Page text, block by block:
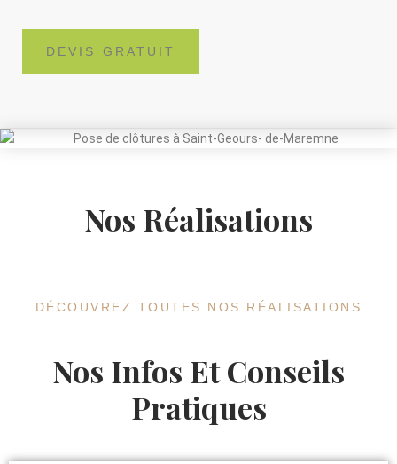
DEVIS GRATUIT
Nos Réalisations
DÉCOUVREZ TOUTES NOS RÉALISATIONS
Nos Infos Et Conseils
Pratiques